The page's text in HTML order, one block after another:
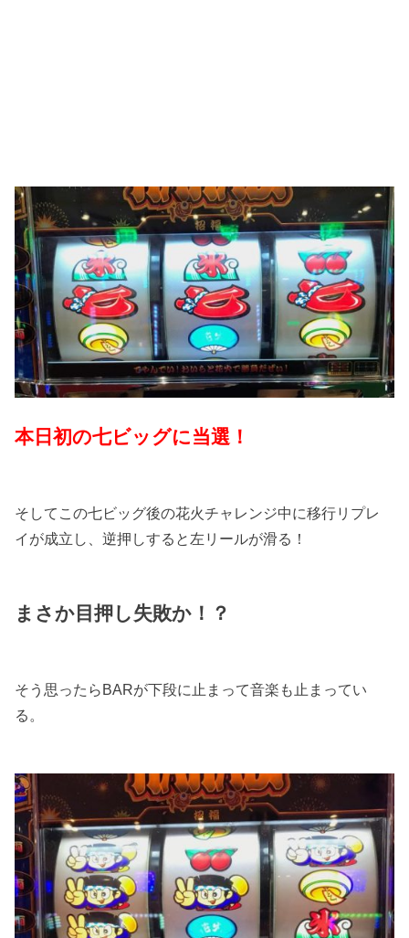
本日初の七ビッグに当選！
そしてこの七ビッグ後の花火チャレンジ中に移行リプレ
イが成立し、逆押しすると左リールが滑る！
まさか目押し失敗か！？
そう思ったらBARが下段に止まって音楽も止まってい
る。